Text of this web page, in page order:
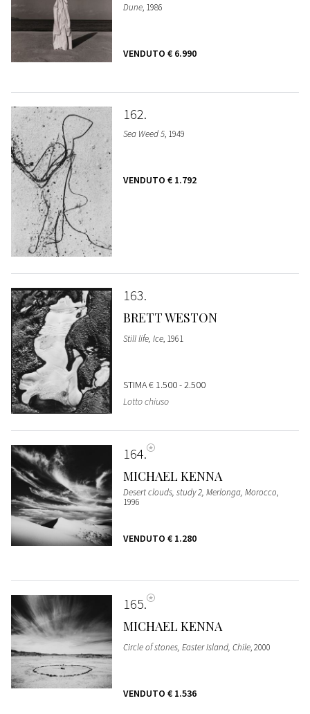
Dune, 1986
VENDUTO € 6.990
162
Sea Weed 5, 1949
VENDUTO € 1.792
163
BRETT WESTON
Still life, Ice, 1961
STIMA€ 1.500 - 2.500
Lotto chiuso
164
MICHAEL KENNA
Desert clouds, study 2, Merlonga, Morocco,
1996
VENDUTO € 1.280
165
MICHAEL KENNA
Circle of stones, Easter Island, Chile, 2000
VENDUTO € 1.536